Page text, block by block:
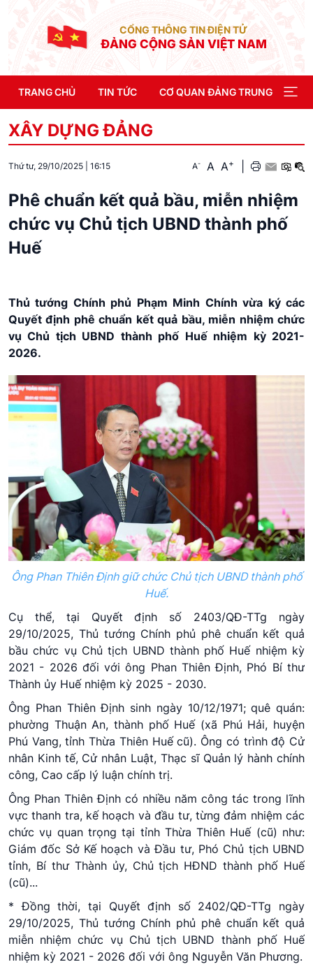
CỔNG THÔNG TIN ĐIỆN TỬ
ĐẢNG CỘNG SẢN VIỆT NAM
TRANG CHỦ TIN TỨC CƠ QUAN ĐẢNG TRUNG ƯƠNG
XÂY DỰNG ĐẢNG
Thứ tư, 29/10/2025 16:15 A- A A+
Phê chuẩn kết quả bầu, miễn nhiệm
chức vụ Chủ tịch UBND thành phố
Huế
Thủ tướng Chính phủ Phạm Minh Chính vừa ký các
Quyết định phê chuẩn kết quả bầu, miễn nhiệm chức
vụ Chủ tịch UBND thành phố Huế nhiệm kỳ 2021-
2026.
Ông Phan Thiên Định giữ chức Chủ tịch UBND thành phố
Huế.
Cụ thể, tại Quyết định số 2403/QĐ-TTg ngày
29/10/2025, Thủ tướng Chính phủ phê chuẩn kết quả
bầu chức vụ Chủ tịch UBND thành phố Huế nhiệm kỳ
2021 - 2026 đối với ông Phan Thiên Định, Phó Bí thư
Thành ủy Huế nhiệm kỳ 2025 - 2030.
Ông Phan Thiên Định sinh ngày 10/12/1971; quê quán:
phường Thuận An, thành phố Huế (xã Phú Hải, huyện
Phú Vang, tỉnh Thừa Thiên Huế cũ). Ông có trình độ Cử
nhân Kinh tế, Cử nhân Luật, Thạc sĩ Quản lý hành chính
công, Cao cấp lý luận chính trị.
Ông Phan Thiên Định có nhiều năm công tác trong lĩnh
vực thanh tra, kế hoạch và đầu tư, từng đảm nhiệm các
chức vụ quan trọng tại tỉnh Thừa Thiên Huế (cũ) như:
Giám đốc Sở Kế hoạch và Đầu tư, Phó Chủ tịch UBND
tỉnh, Bí thư Thành ủy, Chủ tịch HĐND thành phố Huế
(cũ)...
* Đồng thời, tại Quyết định số 2402/QĐ-TTg ngày
29/10/2025, Thủ tướng Chính phủ phê chuẩn kết quả
miễn nhiệm chức vụ Chủ tịch UBND thành phố Huế
nhiệm kỳ 2021 - 2026 đối với ông Nguyễn Văn Phương.